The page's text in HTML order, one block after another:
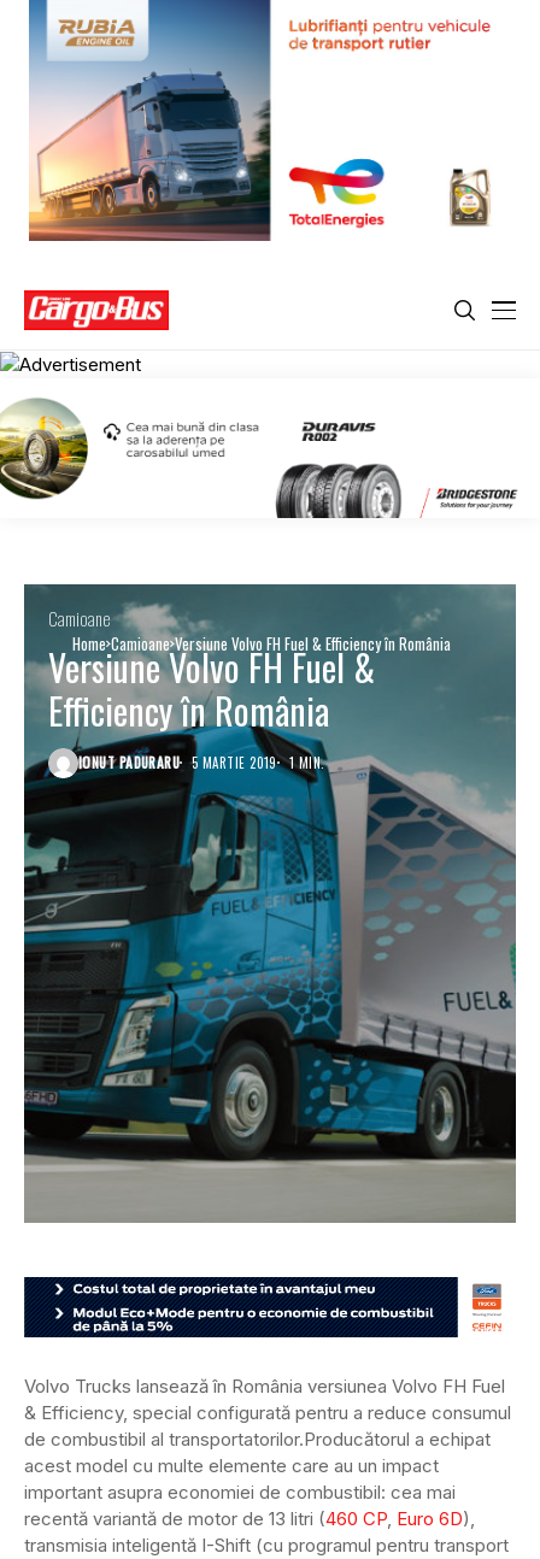
Home Camioane Versiune Volvo FH Fuel & Efficiency în România
Camioane
Versiune Volvo FH Fuel &
Efficiency în România
IONUT PADURARU 5 MARTIE 2019 1 MIN.
Volvo Trucks lansează în România versiunea Volvo FH Fuel
& Efficiency, special configurată pentru a reduce consumul
de combustibil al transportatorilor.Producătorul a echipat
acest model cu multe elemente care au un impact
important asupra economiei de combustibil: cea mai
recentă variantă de motor de 13 litri (460 CP, Euro 6D),
transmisia inteligentă I-Shift (cu programul pentru transport